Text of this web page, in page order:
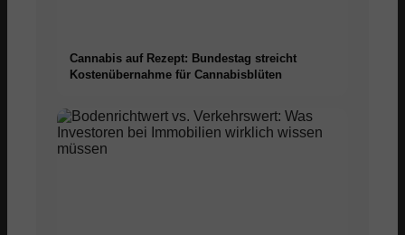
Cannabis auf Rezept: Bundestag streicht
Kostenübernahme für Cannabisblüten